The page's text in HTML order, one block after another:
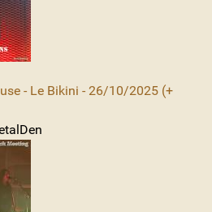
- Le Bikini - 26/10/2025 (+